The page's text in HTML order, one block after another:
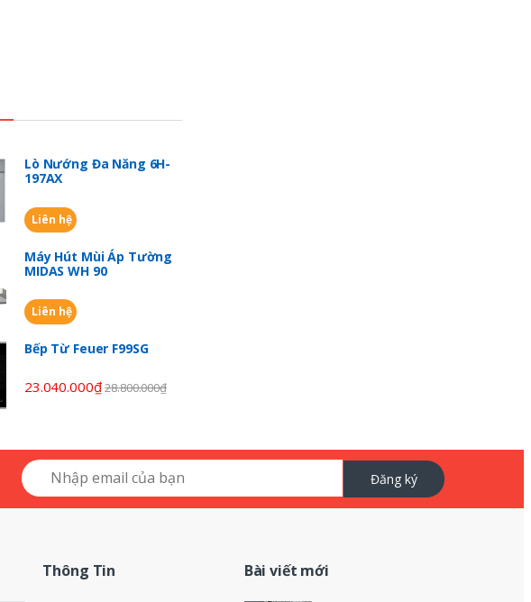
Lò Nướng Đa Năng 6H-
197AX
Liên hệ
Máy Hút Mùi Áp Tường
MIDAS WH 90
Liên hệ
Bếp Từ Feuer F99SG
23.040.000₫ 28.800.000₫
Đăng ký
Thông Tin Bài viết mới